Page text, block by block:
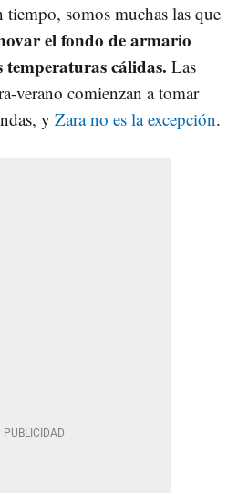
somos muchas las que
el fondo de armario
cálidas. Las
verano comienzan a tomar
y Zara no es la excepción.